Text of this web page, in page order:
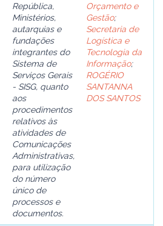
República,
Ministérios,
autarquias e
fundações
integrantes do
Sistema de
Serviços Gerais
- SISG, quanto
aos
procedimentos
relativos às
atividades de
Comunicações
Administrativas,
para utilização
do número
único de
processos e
documentos.
Orçamento e
Gestão;
Secretaria de
Logística e
Tecnologia da
Informação;
ROGÉRIO
SANTANNA
DOS SANTOS